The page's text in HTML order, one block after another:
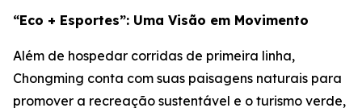
“Eco + Esportes”: Uma Visão em Movimento
Além de hospedar corridas de primeira linha,
Chongming conta com suas paisagens naturais para
promover a recreação sustentável e o turismo verde,